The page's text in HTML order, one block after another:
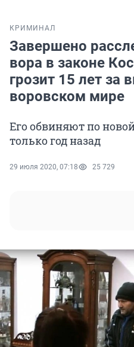
КРИМИНАЛ
Завершено
вора в законе
грозит 15 лет за
воровском мире
Его обвиняют по
только год назад
29 июля 2020, 07:18 25 729